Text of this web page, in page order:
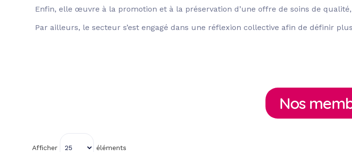
Enfin, elle œuvre à la promotion et à la préservation d’une offre de soins de
Par ailleurs, le secteur s’est engagé dans une réflexion collective afin de définir
Nos
Afficher éléments